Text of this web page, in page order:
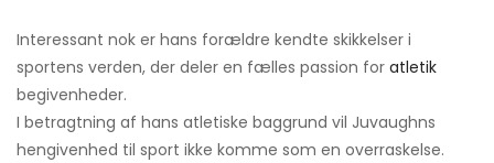
Interessant nok er hans forældre kendte skikkelser i
sportens verden, der deler en fælles passion for atletik
begivenheder.
I betragtning af hans atletiske baggrund vil Juvaughns
hengivenhed til sport ikke komme som en overraskelse.